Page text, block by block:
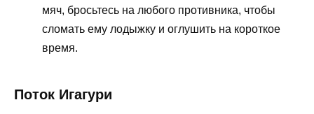
мяч, бросьтесь на любого противника, чтобы
сломать ему лодыжку и оглушить на короткое
время.
Поток Игагури